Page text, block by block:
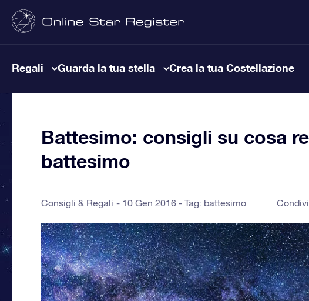
Regali Guarda la tua stella Crea la tua Costellazione
Battesimo: consigli su cosa
battesimo
Consigli & Regali 10 Gen 2016 - Tag: battesimo